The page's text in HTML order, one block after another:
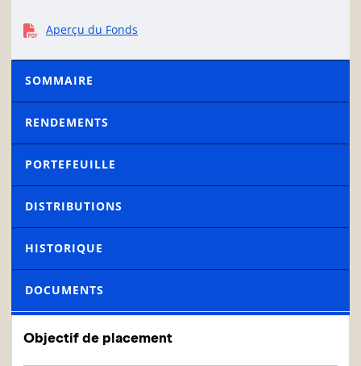
Aperçu du Fonds
SOMMAIRE
RENDEMENTS
PORTEFEUILLE
DISTRIBUTIONS
HISTORIQUE
DOCUMENTS
Objectif de placement